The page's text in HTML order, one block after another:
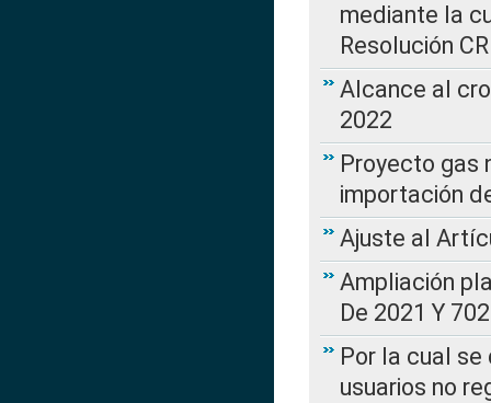
mediante la
Resolución
Alcance al
2022
Proyecto gas
importación
Ajuste al
Ampliación
De 2021 Y
Por la cual
usuarios no